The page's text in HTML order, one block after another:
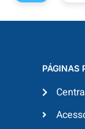
PÁGINAS